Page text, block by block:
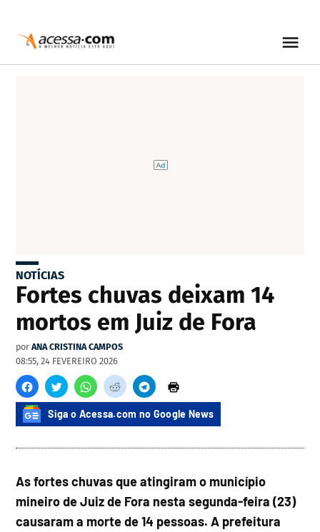
NOTÍCIAS
Fortes chuvas deixam 14
mortos em Juiz de Fora
por ANA CRISTINA CAMPOS
08:55, 24 FEVEREIRO 2026
Siga o Acessa.com no Google News
As fortes chuvas que atingiram o município
mineiro de Juiz de Fora nesta segunda-feira (23)
causaram a morte de 14 pessoas. A prefeitura